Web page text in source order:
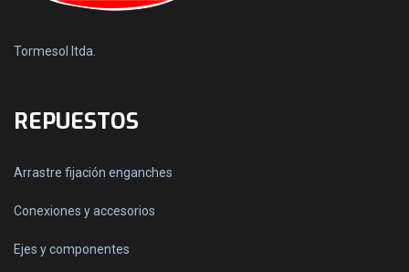
Tormesol ltda.
REPUESTOS
Arrastre fijación enganches
Conexiones y accesorios
Ejes y componentes